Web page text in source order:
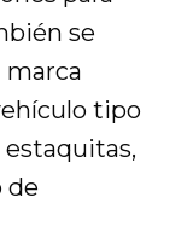
se
tipo
de